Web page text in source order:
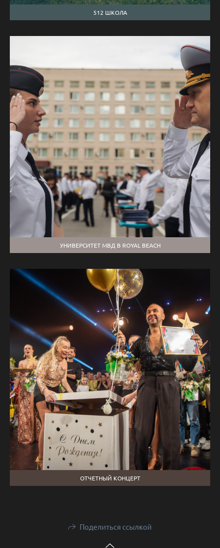
512 ШКОЛА
УНИВЕРСИТЕТ МВД В ROYAL BEACH
ОТЧЕТНЫЙ КОНЦЕРТ
Поделиться ссылкой